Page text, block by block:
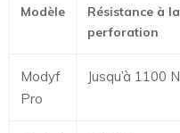
Modèle
Résistance à la
perforation
Modyf
Pro
Jusqu’à 1100 N